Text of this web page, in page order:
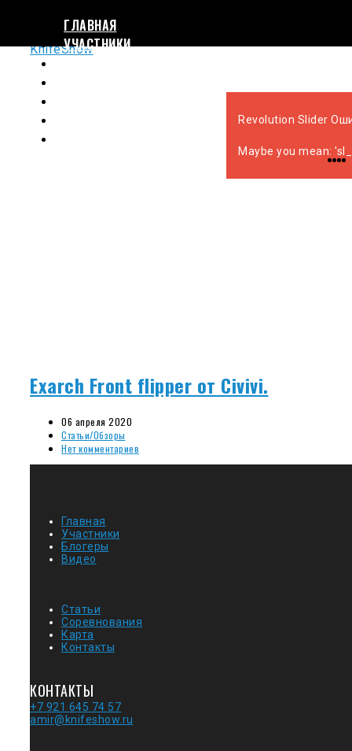
ГЛАВНАЯ
УЧАСТНИКИ
Revolution Slider
Maybe you mean:
Exarch Front flipper от Civivi.
06 апреля 2020
Статьи/Обзоры
Нет комментариев
Главная
Участники
Блогеры
Видео
Статьи
Соревнования
Карта
Контакты
КОНТАКТЫ
+7 921 645 74 57
amir@knifeshow.ru